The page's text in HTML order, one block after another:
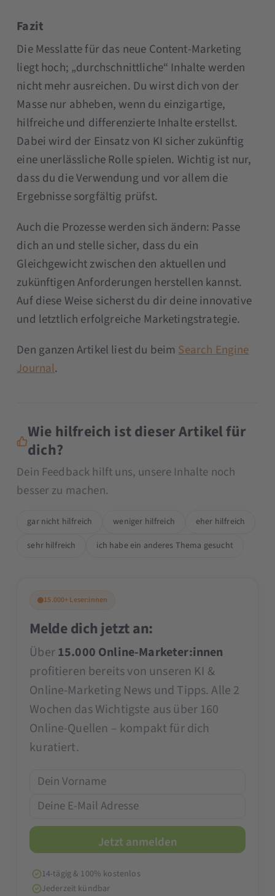
Fazit
Die Messlatte für das neue Content-Marketing
liegt hoch; „durchschnittliche“ Inhalte werden
nicht mehr ausreichen. Du wirst dich von der
Masse nur abheben, wenn du einzigartige,
hilfreiche und differenzierte Inhalte erstellst.
Dabei wird der Einsatz von KI sicher zukünftig
eine unerlässliche Rolle spielen. Wichtig ist nur,
dass du die Verwendung und vor allem die
Ergebnisse sorgfältig prüfst.
Auch die Prozesse werden sich ändern: Passe
dich an und stelle sicher, dass du ein
Gleichgewicht zwischen den aktuellen und
zukünftigen Anforderungen herstellen kannst.
Auf diese Weise sicherst du dir deine innovative
und letztlich erfolgreiche Marketingstrategie.
Den ganzen Artikel liest du beimSearch Engine
Journal.
Wie hilfreich ist dieser Artikel für
dich?
Dein Feedback hilft uns, unsere Inhalte noch
besser zu machen.
gar nicht hilfreich weniger hilfreich
eher hilfreich
sehr hilfreich
ich habe ein anderes Thema gesucht
15.000+ Leser:innen
Melde dich jetzt an:
Über15.000 Online-Marketer:innen
profitieren bereits von unseren KI &
Online-Marketing News und Tipps. Alle 2
Wochen das Wichtigste aus über 160
Online-Quellen – kompakt für dich
kuratiert.
14-tägig & 100% kostenlos
Jederzeit kündbar